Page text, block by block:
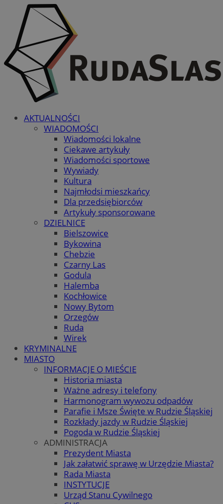
AKTUALNOŚCI
WIADOMOŚCI
Wiadomości lokalne
Ciekawe artykuły
Wiadomości sportowe
Wywiady
Kultura
Najmłodsi mieszkańcy
Dla przedsiębiorców
Artykuły sponsorowane
DZIELNICE
Bielszowice
Bykowina
Chebzie
Czarny Las
Godula
Halemba
Kochłowice
Nowy Bytom
Orzegów
Ruda
Wirek
KRYMINALNE
MIASTO
INFORMACJE O MIEŚCIE
Historia miasta
Ważne adresy i telefony
Harmonogram wywozu odpadów
Parafie i Msze Święte w Rudzie Śląskiej
Rozkłady jazdy w Rudzie Śląskiej
Pogoda w Rudzie Śląskiej
ADMINISTRACJA
Prezydent Miasta
Jak załatwić sprawę w Urzędzie Miasta?
Rada Miasta
INSTYTUCJE
Urząd Stanu Cywilnego